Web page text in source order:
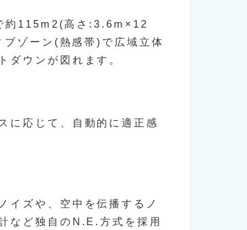
約115m2(高さ:3.6m×12
ゾーン(熱感帯)で広域立体
ダウンが図れます。
に応じて、自動的に適正感
イズや、空中を伝播するノ
など独自のN.E.方式を採用